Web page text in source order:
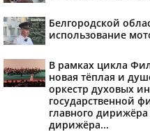
Белгородской
использование
В рамках цикла
новая тёплая и
оркестр духовых
государственной
главного
дирижёра...